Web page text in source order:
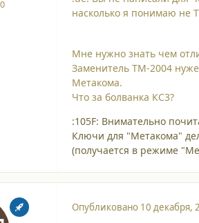
0
насколько я понимаю не
Мне нужно знать чем
Заменитель ТМ-2004
Метакома.
Что за болванка КС3?
:105F: Внимательно
Ключи для "Метакома"
(получается в режиме
Опубликовано 10 декабря,